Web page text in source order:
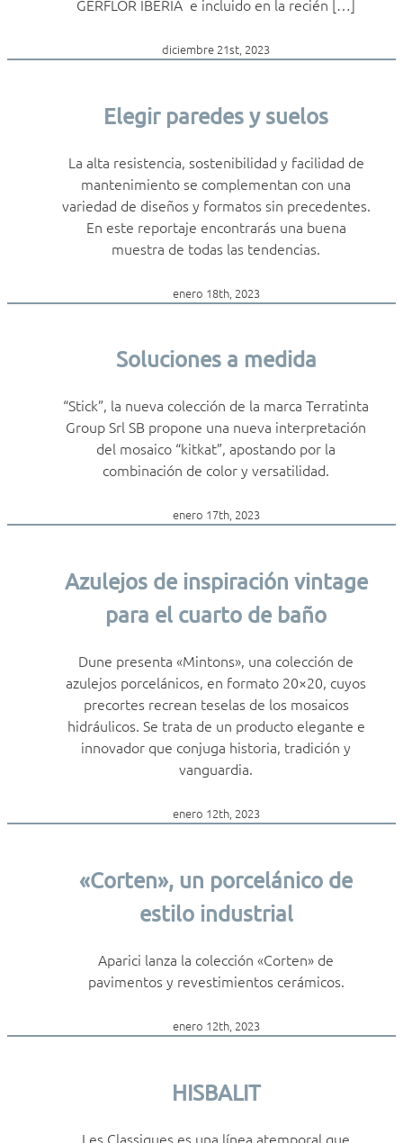
GERFLOR IBERIA e incluido en la recién […]
diciembre 21st, 2023
Elegir paredes y suelos
La alta resistencia, sostenibilidad y facilidad de
mantenimiento se complementan con una
variedad de diseños y formatos sin precedentes.
En este reportaje encontrarás una buena
muestra de todas las tendencias.
enero 18th, 2023
Soluciones a medida
“Stick”, la nueva colección de la marca Terratinta
Group Srl SB propone una nueva interpretación
del mosaico “kitkat”, apostando por la
combinación de color y versatilidad.
enero 17th, 2023
Azulejos de inspiración vintage
para el cuarto de baño
Dune presenta «Mintons», una colección de
azulejos porcelánicos, en formato 20×20, cuyos
precortes recrean teselas de los mosaicos
hidráulicos. Se trata de un producto elegante e
innovador que conjuga historia, tradición y
vanguardia.
enero 12th, 2023
«Corten», un porcelánico de
estilo industrial
Aparici lanza la colección «Corten» de
pavimentos y revestimientos cerámicos.
enero 12th, 2023
HISBALIT
Les Classiques es una línea atemporal que